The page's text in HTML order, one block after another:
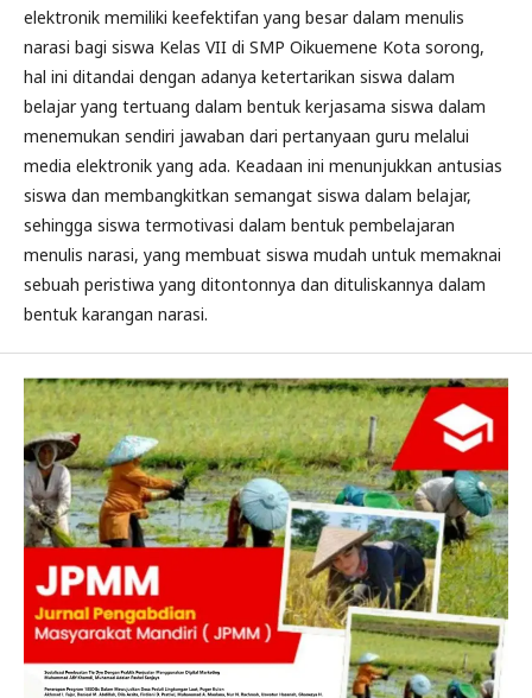
elektronik memiliki keefektifan yang besar dalam menulis
narasi bagi siswa Kelas VII di SMP Oikuemene Kota sorong,
hal ini ditandai dengan adanya ketertarikan siswa dalam
belajar yang tertuang dalam bentuk kerjasama siswa dalam
menemukan sendiri jawaban dari pertanyaan guru melalui
media elektronik yang ada. Keadaan ini menunjukkan antusias
siswa dan membangkitkan semangat siswa dalam belajar,
sehingga siswa termotivasi dalam bentuk pembelajaran
menulis narasi, yang membuat siswa mudah untuk memaknai
sebuah peristiwa yang ditontonnya dan dituliskannya dalam
bentuk karangan narasi.